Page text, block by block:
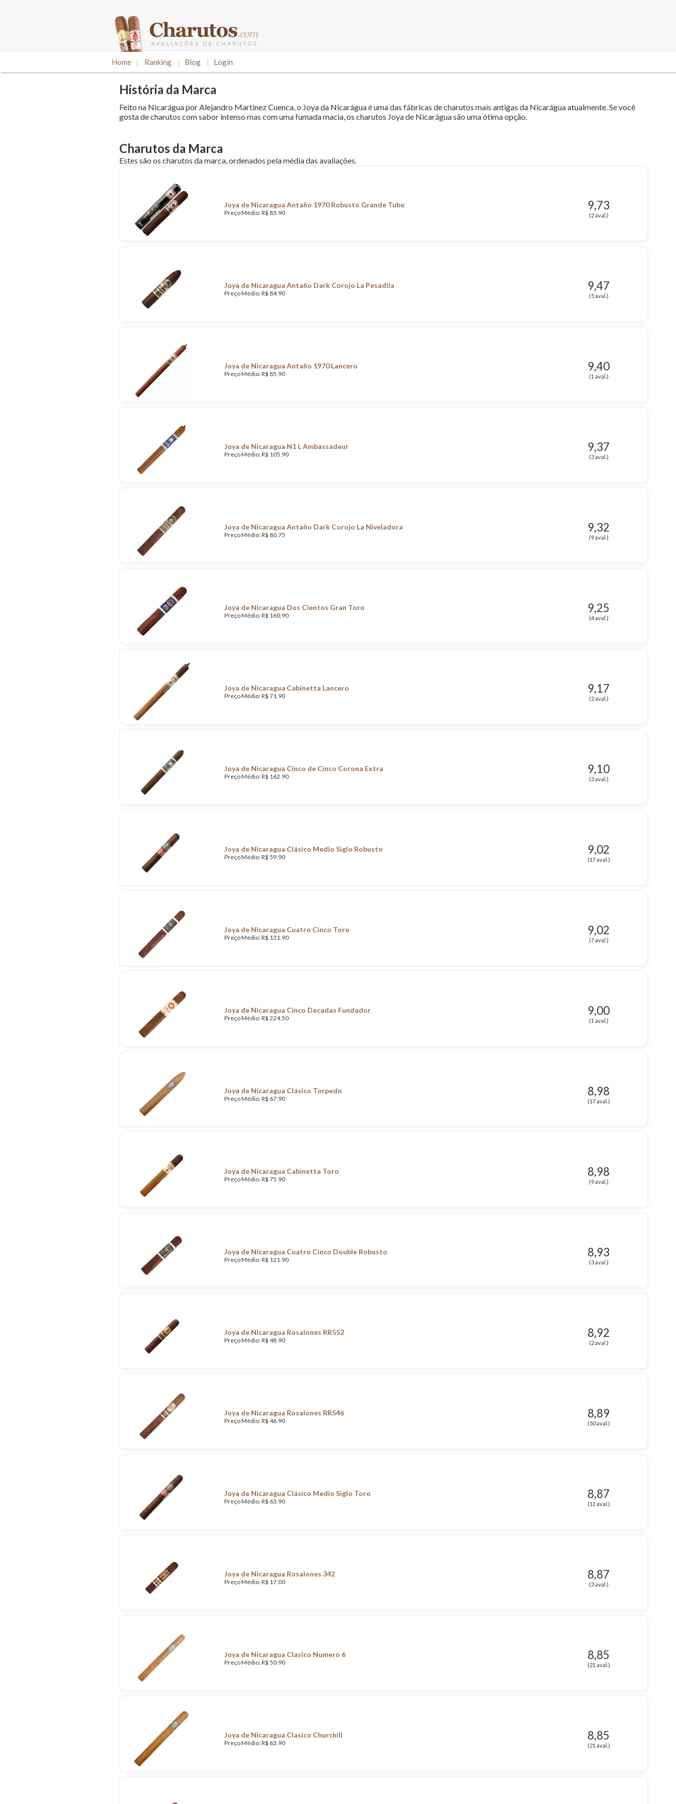
Home | Ranking | Blog | Login
História da Marca
Feito na Nicarágua por Alejandro Martinez Cuenca, o Joya da Nicarágua é uma das fábricas de charutos mais antigas da Nicarágua atualmente. Se você
gosta de charutos com sabor intenso mas com uma fumada macia, os charutos Joya de Nicarágua são uma ótima opção.
Charutos da Marca
Estes são os charutos da marca, ordenados pela média das avaliações.
Joya de Nicaragua Antaño 1970 Robusto Grande Tubo
Preço Médio: R$ 85.90
9,73
(2 aval.)
Joya de Nicaragua Antaño Dark Corojo La Pesadila
Preço Médio: R$ 84.90
9,47
(5 aval.)
Joya de Nicaragua Antaño 1970 Lancero
Preço Médio: R$ 85.90
9,40
(1 aval.)
Joya de Nicaragua N1 L Ambassadeur
Preço Médio: R$ 105.90
9,37
(3 aval.)
Joya de Nicaragua Antaño Dark Corojo La Niveladora
Preço Médio: R$ 80.75
9,32
(9 aval.)
Joya de Nicaragua Dos Cientos Gran Toro
Preço Médio: R$ 160.90
9,25
(4 aval.)
Joya de Nicaragua Cabinetta Lancero
Preço Médio: R$ 71.90
9,17
(2 aval.)
Joya de Nicaragua Cinco de Cinco Corona Extra
Preço Médio: R$ 162.90
9,10
(3 aval.)
Joya de Nicaragua Clásico Medio Siglo Robusto
Preço Médio: R$ 59.90
9,02
(17 aval.)
Joya de Nicaragua Cuatro Cinco Toro
Preço Médio: R$ 131.90
9,02
(7 aval.)
Joya de Nicaragua Cinco Decadas Fundador
Preço Médio: R$ 224.50
9,00
(1 aval.)
Joya de Nicaragua Clásico Torpedo
Preço Médio: R$ 67.90
8,98
(17 aval.)
Joya de Nicaragua Cabinetta Toro
Preço Médio: R$ 75.90
8,98
(9 aval.)
Joya de Nicaragua Cuatro Cinco Double Robusto
Preço Médio: R$ 121.90
8,93
(3 aval.)
Joya de Nicaragua Rosalones RR552
Preço Médio: R$ 48.90
8,92
(2 aval.)
Joya de Nicaragua Rosalones RR546
Preço Médio: R$ 46.90
8,89
(50 aval.)
Joya de Nicaragua Clásico Medio Siglo Toro
Preço Médio: R$ 63.90
8,87
(11 aval.)
Joya de Nicaragua Rosalones 342
Preço Médio: R$ 17.00
8,87
(3 aval.)
Joya de Nicaragua Clasico Numero 6
Preço Médio: R$ 50.90
8,85
(21 aval.)
Joya de Nicaragua Clasico Churchill
Preço Médio: R$ 63.90
8,85
(21 aval.)